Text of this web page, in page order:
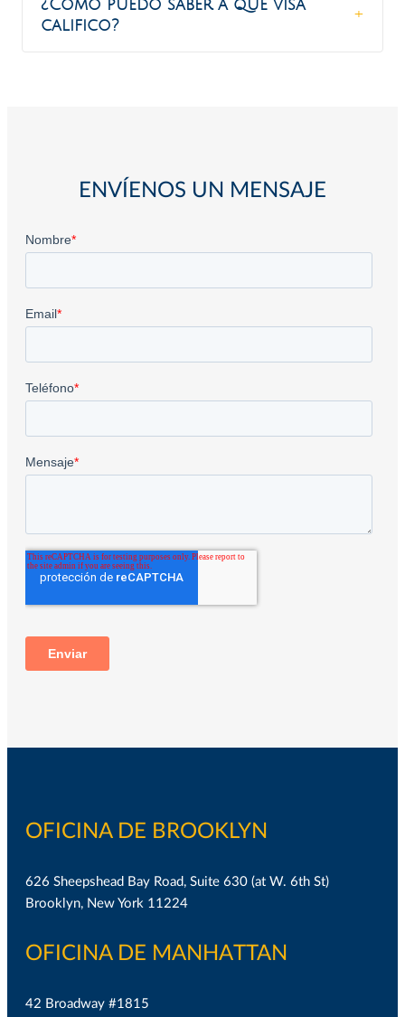
¿Cómo puedo saber a qué visa
califico?
ENVÍENOS UN MENSAJE
OFICINA DE BROOKLYN
626 Sheepshead Bay Road, Suite 630 (at W. 6th St)
Brooklyn, New York 11224
OFICINA DE MANHATTAN
42 Broadway #1815